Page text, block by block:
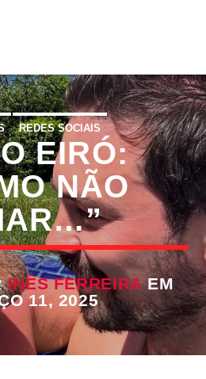
ON FM
TE
REDES SOCIAIS
EIRÓ:
NÃO
INÊS FERREIRAEM
11, 2025